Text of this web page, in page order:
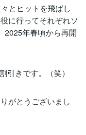
とヒットを飛ばし
に行ってそれぞれソ
2025年春頃から再開
引きです。（笑）
がとうございまし